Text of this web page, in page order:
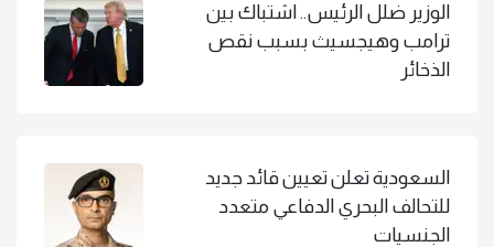
الوزير ضلل الرئيس.. اشتباك بين
ترامب وهيجسيث بسبب نقص
الذخائر
السعودية تعلن تعيين قائد جديد
للتحالف البحري الدفاعي متعدد
الجنسيات